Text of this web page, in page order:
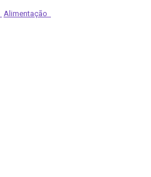
Alimentação